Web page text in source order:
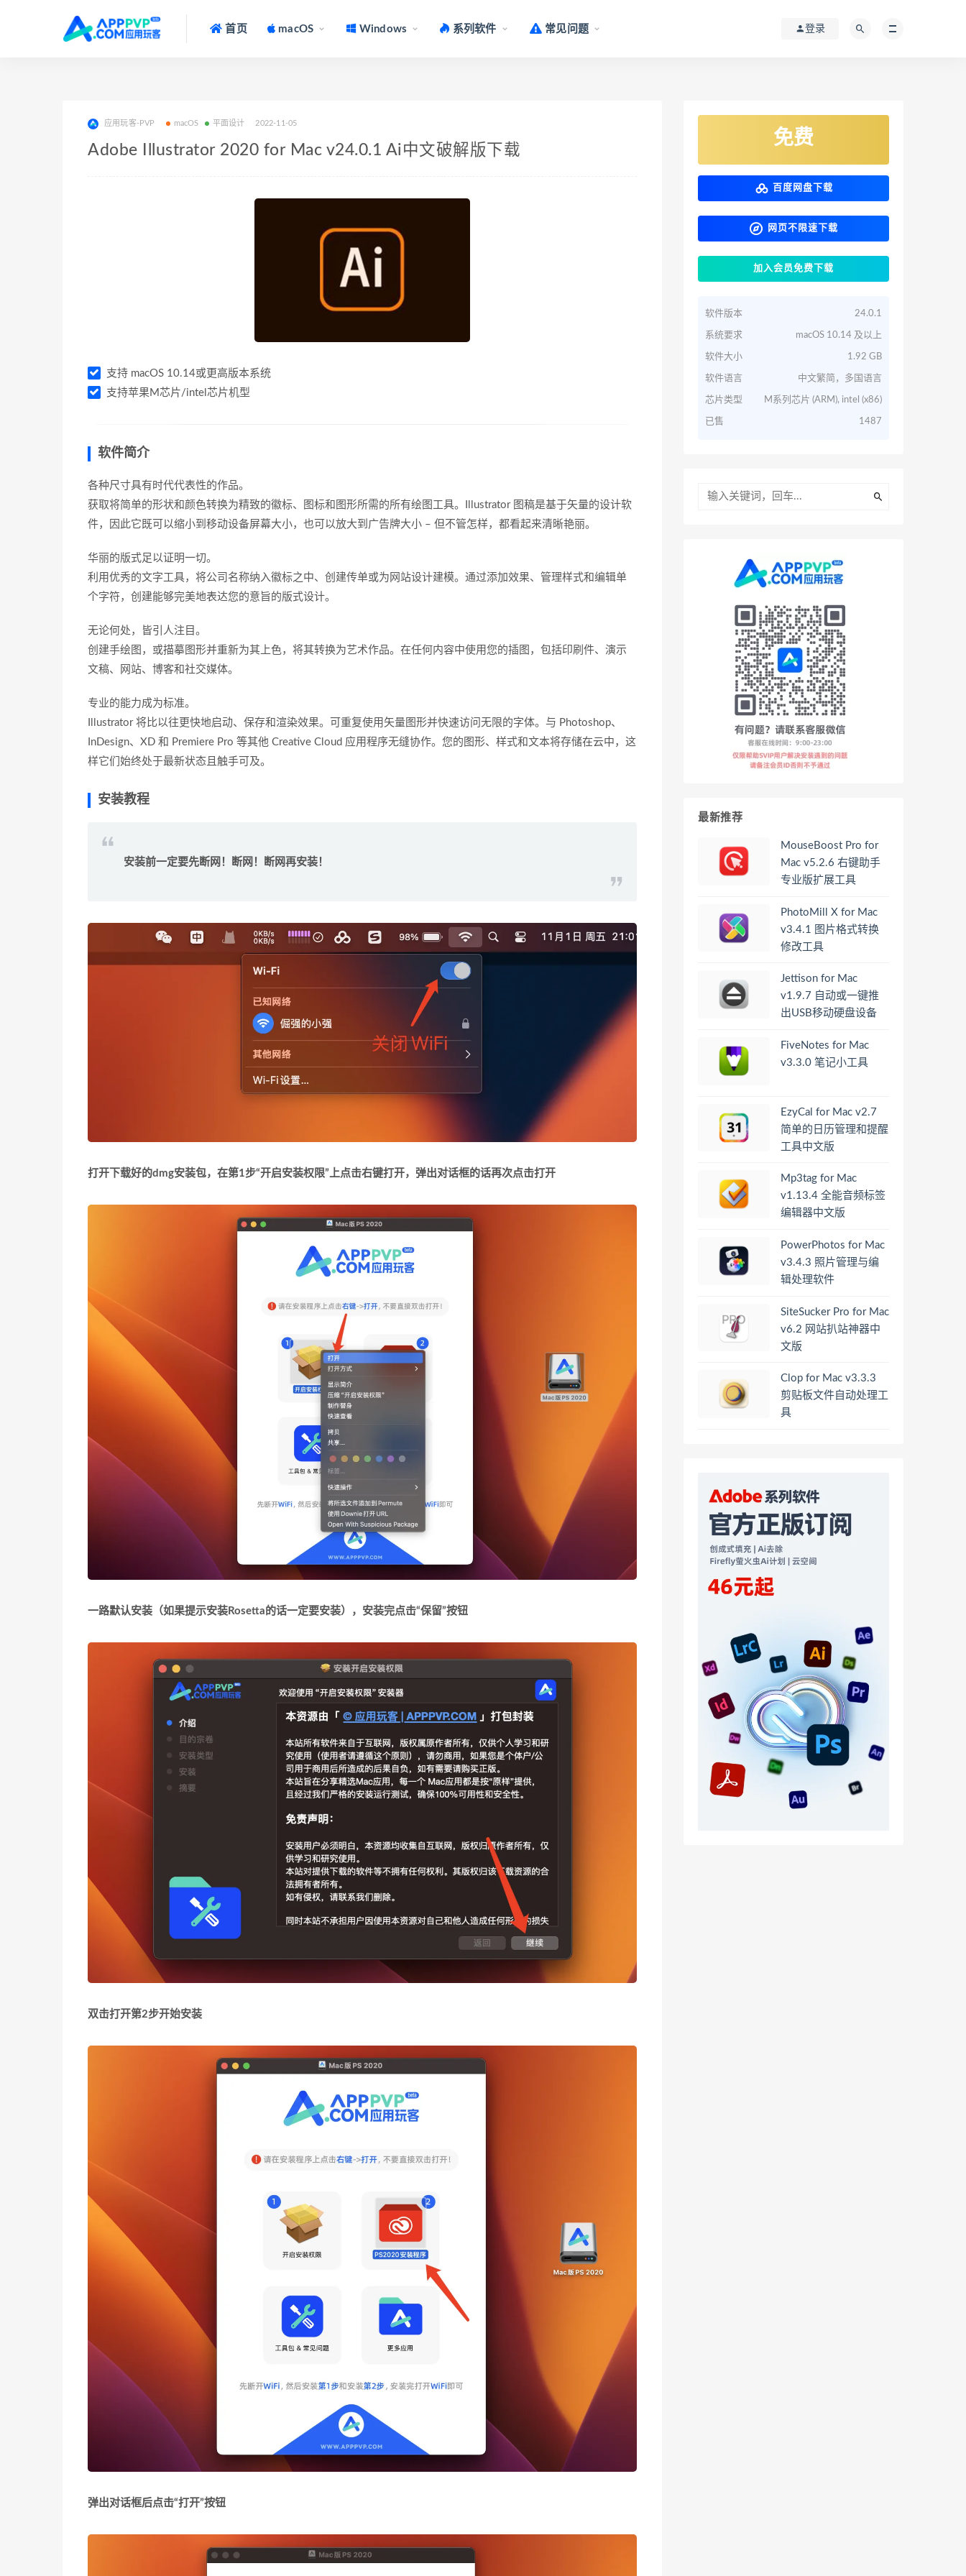
首页 macOS Windows 系列软件 常见问题 登录
应用玩客-PVP macOS 平面设计 2022-11-05
Adobe Illustrator 2020 for Mac v24.0.1 Ai中文破解版下载
支持 macOS 10.14或更高版本系统
支持苹果M芯片/intel芯片机型
软件简介
各种尺寸具有时代代表性的作品。
获取将简单的形状和颜色转换为精致的徽标、图标和图形所需的所有绘图工具。Illustrator 图稿是基于矢量的设计软
件，因此它既可以缩小到移动设备屏幕大小，也可以放大到广告牌大小 – 但不管怎样，都看起来清晰艳丽。
华丽的版式足以证明一切。
利用优秀的文字工具，将公司名称纳入徽标之中、创建传单或为网站设计建模。通过添加效果、管理样式和编辑单
个字符，创建能够完美地表达您的意旨的版式设计。
无论何处，皆引人注目。
创建手绘图，或描摹图形并重新为其上色，将其转换为艺术作品。在任何内容中使用您的插图，包括印刷件、演示
文稿、网站、博客和社交媒体。
专业的能力成为标准。
Illustrator 将比以往更快地启动、保存和渲染效果。可重复使用矢量图形并快速访问无限的字体。与 Photoshop、
InDesign、XD 和 Premiere Pro 等其他 Creative Cloud 应用程序无缝协作。您的图形、样式和文本将存储在云中，这
样它们始终处于最新状态且触手可及。
安装教程
安装前一定要先断网！断网！断网再安装！
打开下载好的dmg安装包，在第1步“开启安装权限”上点击右键打开，弹出对话框的话再次点击打开
一路默认安装 （如果提示安装Rosetta的话一定要安装） ，安装完点击“保留”按钮
双击打开第2步开始安装
弹出对话框后点击“打开”按钮
免费
百度网盘下载
网页不限速下载
加入会员免费下载
软件版本 24.0.1
系统要求 macOS 10.14 及以上
软件大小 1.92 GB
软件语言 中文繁简，多国语言
芯片类型 M系列芯片 (ARM), intel (x86)
已售 1487
最新推荐
MouseBoost Pro for
Mac v5.2.6 右键助手
专业版扩展工具
PhotoMill X for Mac
v3.4.1 图片格式转换
修改工具
Jettison for Mac
v1.9.7 自动或一键推
出USB移动硬盘设备
FiveNotes for Mac
v3.3.0 笔记小工具
EzyCal for Mac v2.7
简单的日历管理和提醒
工具中文版
Mp3tag for Mac
v1.13.4 全能音频标签
编辑器中文版
PowerPhotos for Mac
v3.4.3 照片管理与编
辑处理软件
SiteSucker Pro for Mac
v6.2 网站扒站神器中
文版
Clop for Mac v3.3.3
剪贴板文件自动处理工
具